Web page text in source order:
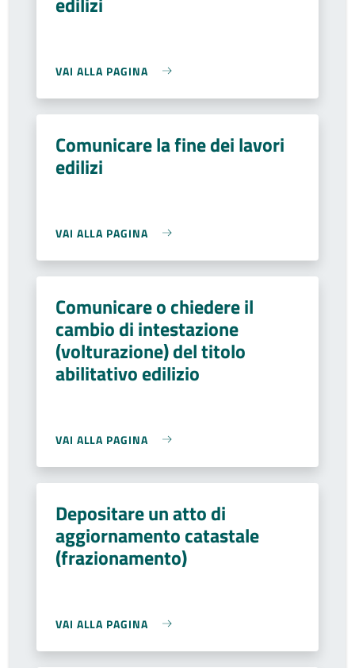
VAI ALLA PAGINA
Comunicare la fine dei lavori
edilizi
VAI ALLA PAGINA
Comunicare o chiedere il
cambio di intestazione
(volturazione) del titolo
abilitativo edilizio
VAI ALLA PAGINA
Depositare un atto di
aggiornamento catastale
(frazionamento)
VAI ALLA PAGINA